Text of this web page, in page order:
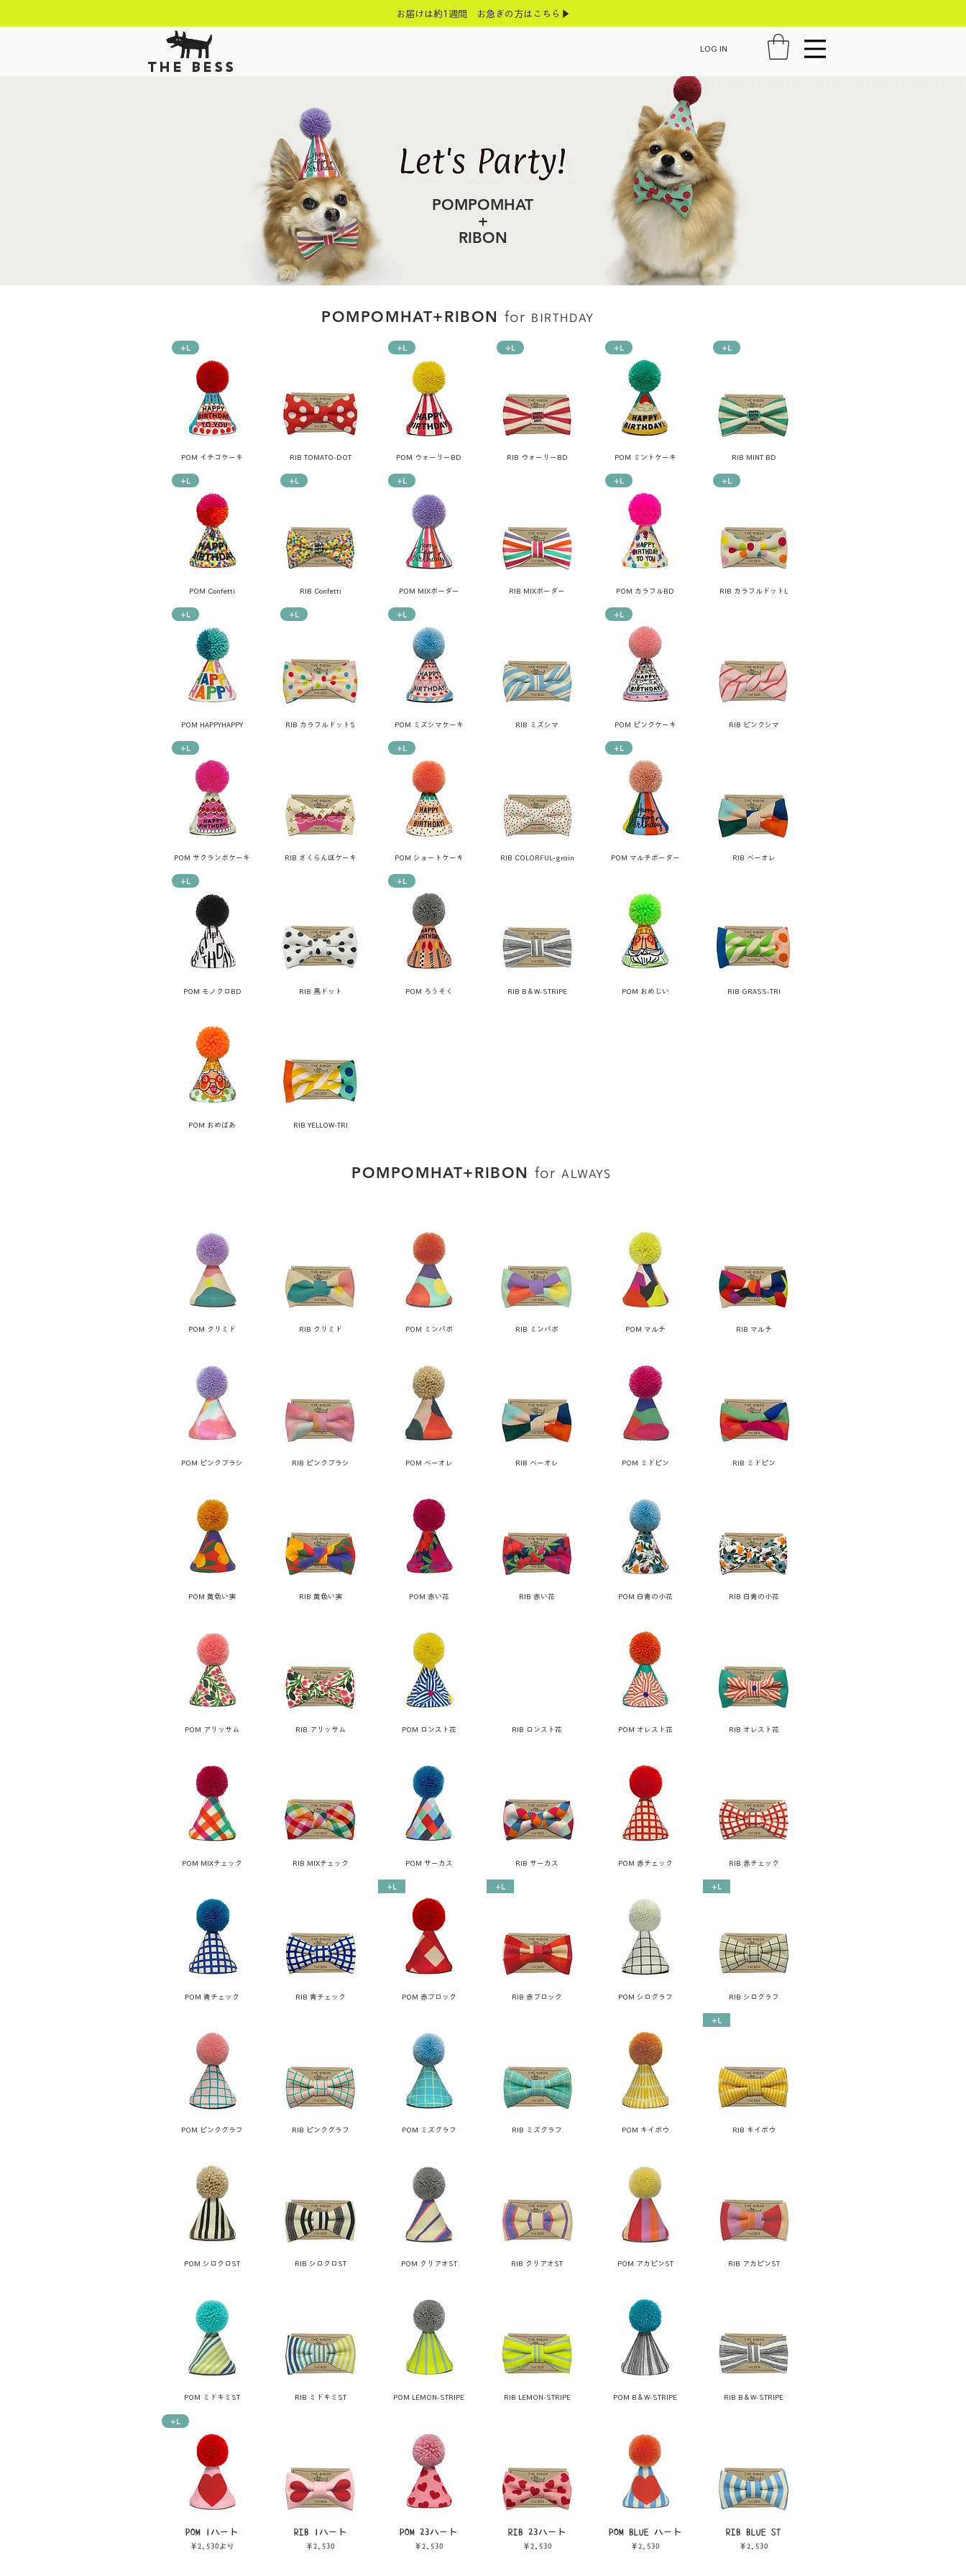
お届けは約1週間 お急ぎの方はこちら▶
THE BESS
LOG IN
POMPOMHAT
+
RIBON
POMPOMHAT+RIBON for BIRTHDAY
+L
POM イチゴケーキ RIB TOMATO-DOT
+L
POM ウォーリーBD
+L
RIB ウォーリーBD
+L
POM ミントケーキ
+L
RIB MINT BD
+L
POM Confetti
+L
RIB Confetti
+L
POM MIXボーダー RIB MIXボーダー
+L
POM カラフルBD
+L
RIB カラフルドットL
+L
POM HAPPYHAPPY
+L
RIB カラフルドットS
+L
POM ミズシマケーキ RIB ミズシマ
+L
POM ピンクケーキ RIB ピンクシマ
+L
POM サクランボケーキ RIB さくらんぼケーキ
+L
POM ショートケーキ RIB COLORFUL-grain
+L
POM マルチボーダー RIB ベーオレ
+L
POM モノクロBD RIB 黒ドット
+L
POM ろうそく RIB B＆W-STRIPE POM おめじい RIB GRASS-TRI
POM おめばあ RIB YELLOW-TRI
POMPOMHAT+RIBON for ALWAYS
POM クリミド RIB クリミド POM ミンパポ RIB ミンパポ POM マルチ RIB マルチ
POM ピンクブラシ RIB ピンクブラシ POM ベーオレ RIB ベーオレ POM ミドピン RIB ミドピン
POM 黄色い実 RIB 黄色い実 POM 赤い花 RIB 赤い花 POM 白青の小花 RIB 白青の小花
POM アリッサム RIB アリッサム POM ロンスト花 RIB ロンスト花 POM オレスト花 RIB オレスト花
POM MIXチェック RIB MIXチェック POM サーカス RIB サーカス POM 赤チェック RIB 赤チェック
POM 青チェック RIB 青チェック
+L
POM 赤ブロック
+L
RIB 赤ブロック POM シログラフ
+L
RIB シログラフ
POM ピンクグラフ RIB ピンクグラフ POM ミズグラフ RIB ミズグラフ POM キイボウ
+L
RIB キイボウ
POM シロクロST RIB シロクロST POM クリアオST RIB クリアオST POM アカピンST RIB アカピンST
POM ミドキミST RIB ミドキミST POM LEMON-STRIPE RIB LEMON-STRIPE POM B＆W-STRIPE RIB B＆W-STRIPE
+L
POM 1ハート
￥2,530より
セール価格
RIB 1ハート
価格
￥2,530
POM 23ハート
価格
￥2,530
RIB 23ハート
価格
￥2,530
POM BLUE ハート
価格
￥2,530
RIB BLUE ST
価格
￥2,530